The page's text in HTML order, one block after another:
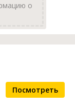
о
Посмотреть